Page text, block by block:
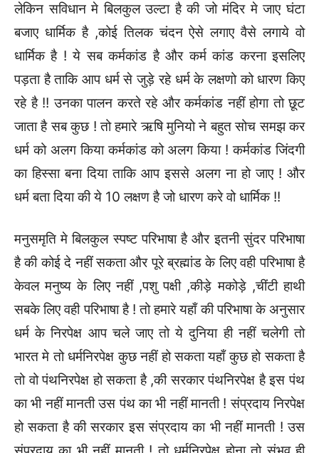
लेकिन सविधान मे बिलकुल उल्टा है की जो मंदिर मे जाए घंटा
बजाए धार्मिक है ,कोई तिलक चंदन ऐसे लगाए वैसे लगाये वो
धार्मिक है ! ये सब कर्मकांड है और कर्म कांड करना इसलिए
पड़ता है ताकि आप धर्म से जुड़े रहे धर्म के लक्षणो को धारण किए
रहे है !! उनका पालन करते रहे और कर्मकांड नहीं होगा तो छूट
जाता है सब कुछ ! तो हमारे ऋषि मुनियो ने बहुत सोच समझ कर
धर्म को अलग किया कर्मकांड को अलग किया ! कर्मकांड जिंदगी
का हिस्सा बना दिया ताकि आप इससे अलग ना हो जाए ! और
धर्म बता दिया की ये 10 लक्षण है जो धारण करे वो धार्मिक !!
मनुसमृति मे बिलकुल स्पष्ट परिभाषा है और इतनी सुंदर परिभाषा
है की कोई दे नहीं सकता और पूरे ब्रह्मांड के लिए वही परिभाषा है
केवल मनुष्य के लिए नहीं ,पशु पक्षी ,कीड़े मकोड़े ,चींटी हाथी
सबके लिए वही परिभाषा है ! तो हमारे यहाँ की परिभाषा के अनुसार
धर्म के निरपेक्ष आप चले जाए तो ये दुनिया ही नहीं चलेगी तो
भारत मे तो धर्मनिरपेक्ष कुछ नहीं हो सकता यहाँ कुछ हो सकता है
तो वो पंथनिरपेक्ष हो सकता है ,की सरकार पंथनिरपेक्ष है इस पंथ
का भी नहीं मानती उस पंथ का भी नहीं मानती ! संप्रदाय निरपेक्ष
हो सकता है की सरकार इस संप्रदाय का भी नहीं मानती ! उस